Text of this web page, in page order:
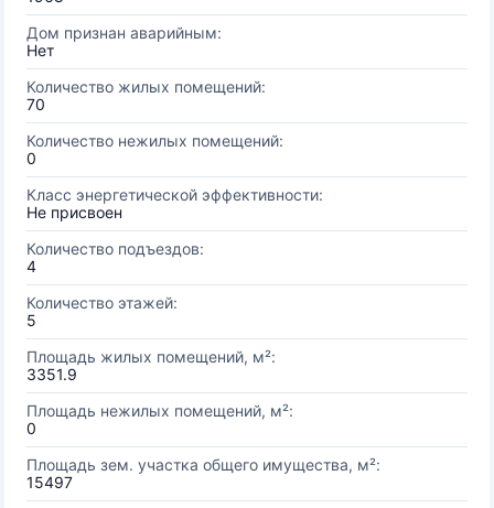
Дом признан аварийным:
Нет
Количество жилых помещений:
70
Количество нежилых помещений:
0
Класс энергетической эффективности:
Не присвоен
Количество подъездов:
4
Количество этажей:
5
Площадь жилых помещений, м²:
3351.9
Площадь нежилых помещений, м²:
0
Площадь зем. участка общего имущества, м²:
15497